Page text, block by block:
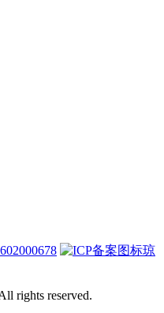
琼
rights reserved.